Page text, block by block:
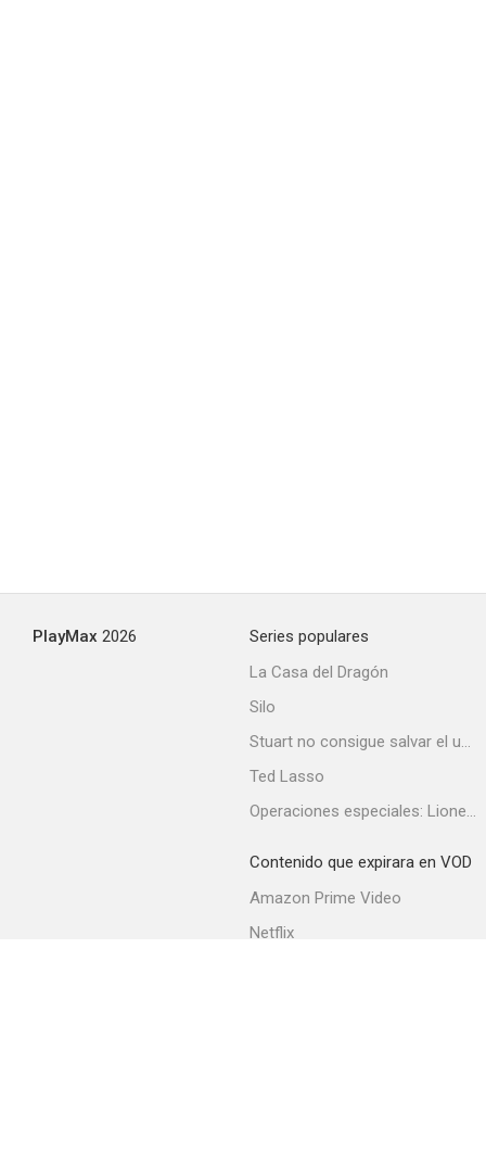
PlayMax 2026
Series populares
La Casa del Dragón
Silo
Stuart no consigue salvar el universo
Ted Lasso
Operaciones especiales: Lioness
Contenido que expirara en VOD
Amazon Prime Video
Netflix